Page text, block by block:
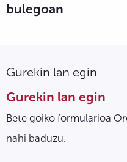
bulegoan
Gurekin lan egin
Gurekin lan egin
Bete goiko formularioa
nahi baduzu.